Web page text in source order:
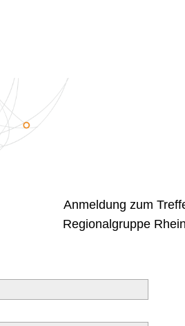
Anmeldung zum
Regionalgruppe